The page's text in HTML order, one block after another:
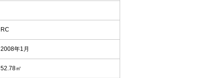
RC
2008年1月
52.78㎡